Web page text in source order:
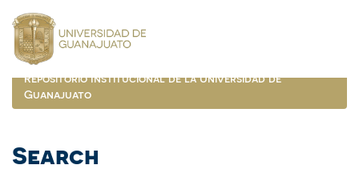
navigation
Repositorio Institucional de la Universidad de
Guanajuato
Search